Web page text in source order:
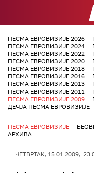
ПЕСМА ЕВРОВИЗИЈЕ 2026
ПЕСМА ЕВРОВИЗИЈЕ 2024
ПЕСМА ЕВРОВИЗИЈЕ 2022
ПЕСМА ЕВРОВИЗИЈЕ 2020
ПЕСМА ЕВРОВИЗИЈЕ 2018
ПЕСМА ЕВРОВИЗИЈЕ 2016
ПЕСМА ЕВРОВИЗИЈЕ 2013
ПЕСМА ЕВРОВИЗИЈЕ 2011
ПЕСМА ЕВРОВИЗИЈЕ 2009
ДЕЧЈА ПЕСМА ЕВРОВИЗИЈЕ
ПЕСМА ЕВРОВИЗИЈЕ
АРХИВА
ЧЕТВРТАК, 15.01.2009,